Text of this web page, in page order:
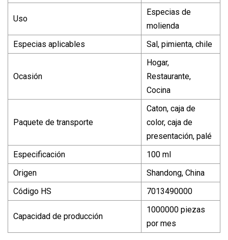
Uso
Especias de
molienda
Especias aplicables
Sal, pimienta, chile
Ocasión
Hogar,
Restaurante,
Cocina
Paquete de transporte
Caton, caja de
color, caja de
presentación, palé
Especificación
100 ml
Origen
Shandong, China
Código HS
7013490000
Capacidad de producción
1000000 piezas
por mes